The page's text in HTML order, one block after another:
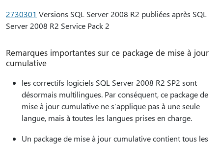
2730301 Versions SQL Server 2008 R2 publiées après SQL
Server 2008 R2 Service Pack 2
Remarques importantes sur ce package de mise à jour
cumulative
les correctifs logiciels SQL Server 2008 R2 SP2 sont
désormais multilingues. Par conséquent, ce package de
mise à jour cumulative ne s’applique pas à une seule
langue, mais à toutes les langues prises en charge.
Un package de mise à jour cumulative contient tous les